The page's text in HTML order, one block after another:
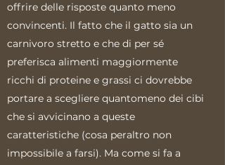
offrire delle risposte quanto meno
convincenti. Il fatto che il gatto sia un
carnivoro stretto e che di per sé
preferisca alimenti maggiormente
ricchi di proteine e grassi ci dovrebbe
portare a scegliere quantomeno dei cibi
che si avvicinano a queste
caratteristiche (cosa peraltro non
impossibile a farsi). Ma come si fa a